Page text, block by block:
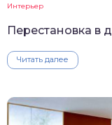
Интерьер
Перестановка в
Читать далее